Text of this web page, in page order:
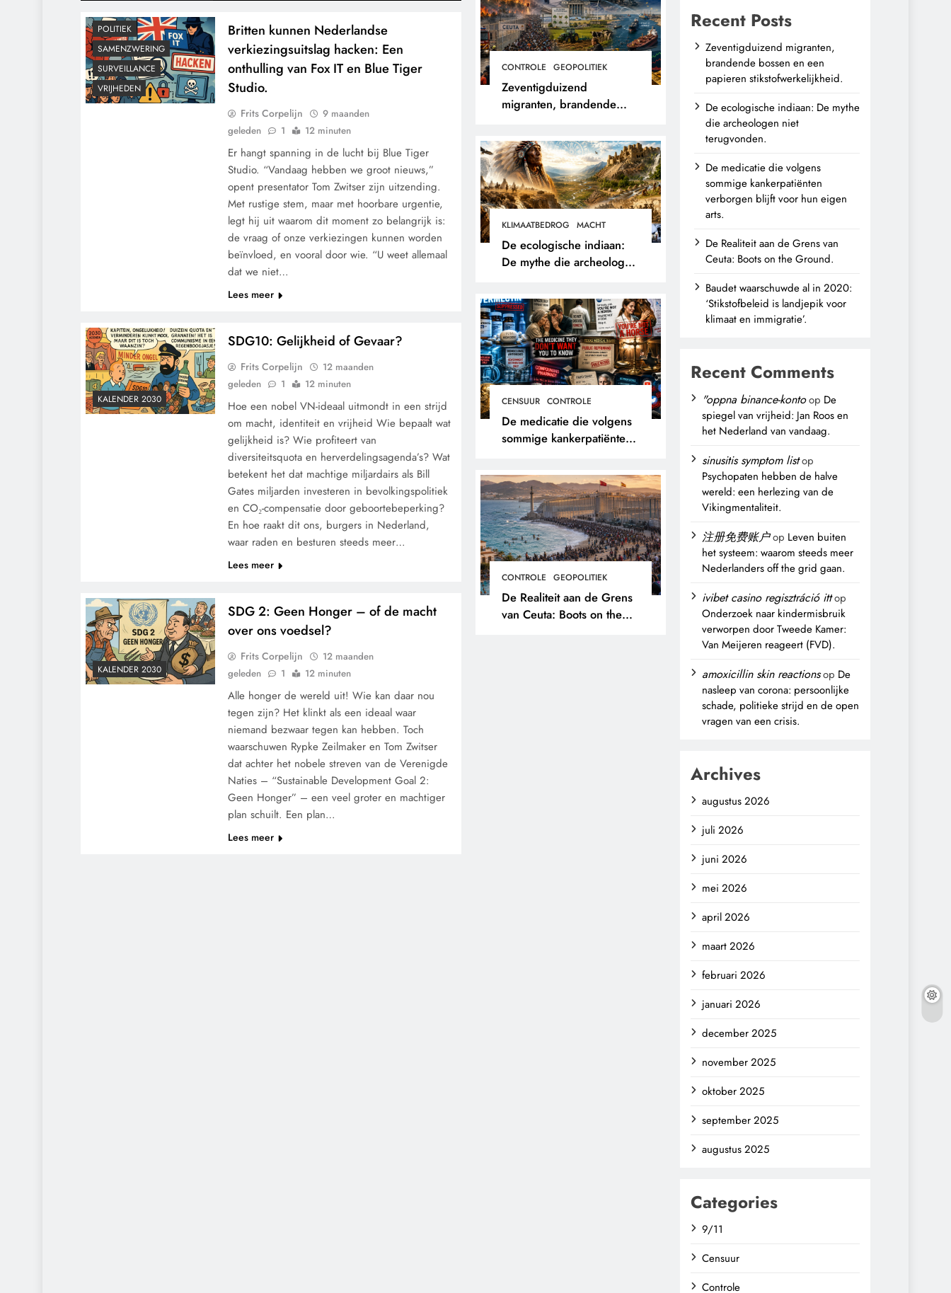
CONTROLE GEOPOLITIEK
Zeventigduizend
migranten, brandende
stikstofwerkelijkheid.
KLIMAATBEDROG MACHT
De ecologische indiaan:
De mythe die archeologen
CENSUUR CONTROLE
De medicatie die volgens
sommige kankerpatiënten
eigen arts.
CONTROLE GEOPOLITIEK
De Realiteit aan de Grens
van Ceuta: Boots on the
POLITIEK
SAMENZWERING
SURVEILLANCE
VRIJHEDEN
Britten kunnen Nederlandse
verkiezingsuitslag hacken: Een
onthulling van Fox IT en Blue Tiger
Studio.
Frits Corpelijn
9 maanden
geleden
1 12 minuten
Er hangt spanning in de lucht bij Blue Tiger
Studio. “Vandaag hebben we groot nieuws,”
opent presentator Tom Zwitser zijn uitzending.
Met rustige stem, maar met hoorbare urgentie,
legt hij uit waarom dit moment zo belangrijk is:
de vraag of onze verkiezingen kunnen worden
beïnvloed, en vooral door wie. “U weet allemaal
dat we niet…
Lees meer
KALENDER 2030
SDG10: Gelijkheid of Gevaar?
Frits Corpelijn
12 maanden
geleden
1 12 minuten
Hoe een nobel VN-ideaal uitmondt in een strijd
om macht, identiteit en vrijheid Wie bepaalt wat
gelijkheid is? Wie profiteert van
diversiteitsquota en herverdelingsagenda’s? Wat
betekent het dat machtige miljardairs als Bill
Gates miljarden investeren in bevolkingspolitiek
en CO₂-compensatie door geboortebeperking?
En hoe raakt dit ons, burgers in Nederland,
waar raden en besturen steeds meer…
Lees meer
KALENDER 2030
SDG 2: Geen Honger – of de macht
over ons voedsel?
Frits Corpelijn
12 maanden
geleden
1 12 minuten
Alle honger de wereld uit! Wie kan daar nou
tegen zijn? Het klinkt als een ideaal waar
niemand bezwaar tegen kan hebben. Toch
waarschuwen Rypke Zeilmaker en Tom Zwitser
dat achter het nobele streven van de Verenigde
Naties – “Sustainable Development Goal 2:
Geen Honger” – een veel groter en machtiger
plan schuilt. Een plan…
Lees meer
Recent Posts
Zeventigduizend migranten,
brandende bossen en een
papieren stikstofwerkelijkheid.
De ecologische indiaan: De mythe
die archeologen niet
terugvonden.
De medicatie die volgens
sommige kankerpatiënten
verborgen blijft voor hun eigen
arts.
De Realiteit aan de Grens van
Ceuta: Boots on the Ground.
Baudet waarschuwde al in 2020:
‘Stikstofbeleid is landjepik voor
klimaat en immigratie’.
Recent Comments
"oppna binance-kontoop De
spiegel van vrijheid: Jan Roos en
het Nederland van vandaag.
sinusitis symptom listop
Psychopaten hebben de halve
wereld: een herlezing van de
Vikingmentaliteit.
注册免费账户op Leven buiten
het systeem: waarom steeds meer
Nederlanders off the grid gaan.
ivibet casino regisztráció ittop
Onderzoek naar kindermisbruik
verworpen door Tweede Kamer:
Van Meijeren reageert (FVD).
amoxicillin skin reactionsop De
nasleep van corona: persoonlijke
schade, politieke strijd en de open
vragen van een crisis.
Archives
augustus 2026
juli 2026
juni 2026
mei 2026
april 2026
maart 2026
februari 2026
januari 2026
december 2025
november 2025
oktober 2025
september 2025
augustus 2025
Categories
9/11
Censuur
Controle